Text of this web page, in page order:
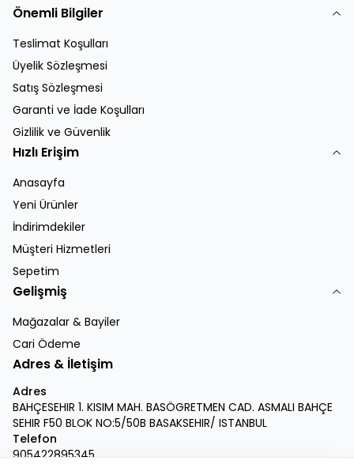
Önemli Bilgiler
Teslimat Koşulları
Üyelik Sözleşmesi
Satış Sözleşmesi
Garanti ve İade Koşulları
Gizlilik ve Güvenlik
Hızlı Erişim
Anasayfa
Yeni Ürünler
İndirimdekiler
Müşteri Hizmetleri
Sepetim
Gelişmiş
Mağazalar & Bayiler
Cari Ödeme
Adres & İletişim
Adres
BAHÇESEHIR 1. KISIM MAH. BASÖGRETMEN CAD. ASMALI BAHÇE
SEHIR F50 BLOK NO:5/50B BASAKSEHIR/ ISTANBUL
Telefon
905422895345